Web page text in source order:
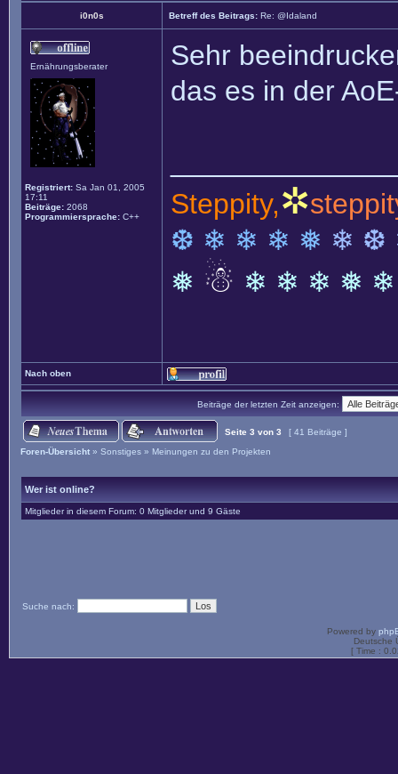
i0n0s Betreff des Beitrags: Re: @Idaland
Ernährungsberater
Registriert: Sa Jan 01, 2005
17:11
Beiträge: 2068
Programmiersprache: C++
Sehr
das es in der
Steppity,✲
❆ ❄ ❄ ❄ ❅ ❄ ❆
❅ ☃ ❄ ❄ ❄ ❅
Nach oben
Beiträge der letzten Zeit anzeigen:
Seite 3 von 3
[ 41 Beiträge ]
Foren-Übersicht » Sonstiges » Meinungen zu den Projekten
Wer ist online?
Mitglieder in diesem Forum: 0 Mitglieder und 9 Gäste
Suche nach:
Powered by
Deutsche
[ Time :